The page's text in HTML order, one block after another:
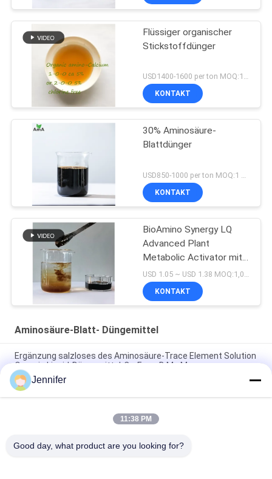
Flüssiger organischer
Stickstoffdünger
USD1400-1600 per ton MOQ:1 metrische Tonne
KONTAKT
30% Aminosäure-
Blattdünger
USD850-1000 per ton MOQ:1 metrische Tonne
KONTAKT
BioAmino Synergy LQ
Advanced Plant
Metabolic Activator mit
chelatierten
Mikronährstoffen und
funktionellen
KONTAKT
Aminosäure-Blatt- Düngemittel
Ergänzung salzloses des Aminosäure-Trace Element Solution
Organic Liquid-Düngemittel-Cu-Fezn-B Mo Mn
Transparentes flüssiges Aminosäure-Düngemittel mit dem
Kalziummagnesium-Chelieren
Landwirtschaftliche Blatt- Düngemittel-Aminosäure-Chelate-
Jennifer
11:38 PM
Good day, what product are you looking for?